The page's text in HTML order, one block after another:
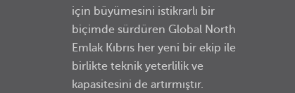
için büyümesini istikrarlı bir
biçimde sürdüren Global North
Emlak Kıbrıs her yeni bir ekip ile
birlikte teknik yeterlilik ve
kapasitesini de artırmıştır.